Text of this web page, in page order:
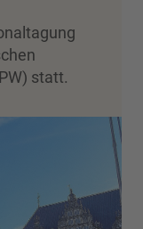
statt.